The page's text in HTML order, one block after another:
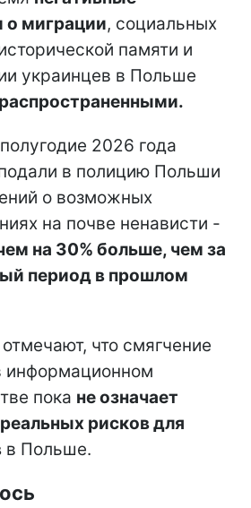
о миграции, социальных
памяти и
украинцев в Польше
2026 года
в полицию Польши
о возможных
на почве ненависти -
на 30% больше, чем за
период в прошлом
что смягчение
информационном
пока не означает
рисков для
в Польше.